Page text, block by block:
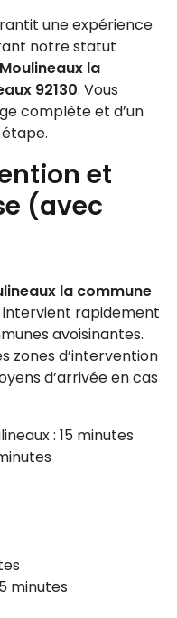
une expérience
notre statut
la
92130. Vous
complète et d’un
et
(avec
la commune
intervient rapidement
avoisinantes.
zones d’intervention
d’arrivée en cas
: 15 minutes
minutes